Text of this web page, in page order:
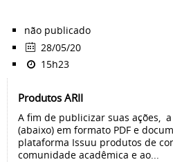
não publicado
28/05/20
15h23
Produtos ARII
A fim de publicizar suas ações,
(abaixo) em formato PDF e
plataforma Issuu produtos de
comunidade acadêmica e ao...